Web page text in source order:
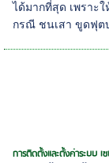
ได้มากที่สุด เพราะ
กรณี ชนเสา ขูดฟุต
การติดตั้งและตั้งค่าระบบ เ